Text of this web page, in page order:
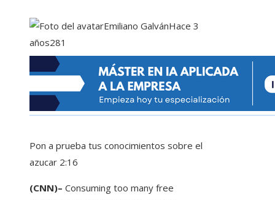
Emiliano GalvánHace 3
años281
Pon a prueba tus conocimientos sobre el
azucar 2:16
(CNN)– Consuming too many free